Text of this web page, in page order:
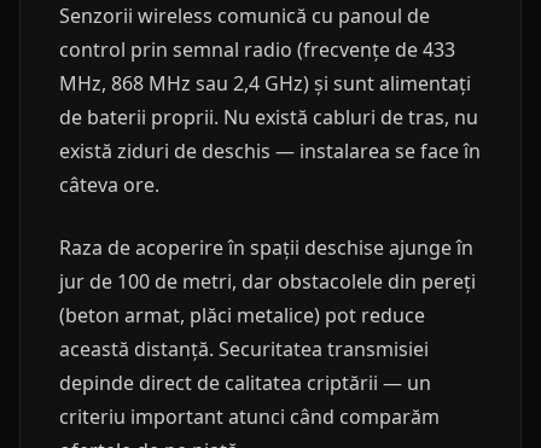
Senzorii wireless comunică cu panoul de
control prin semnal radio (frecvențe de 433
MHz, 868 MHz sau 2,4 GHz) și sunt alimentați
de baterii proprii. Nu există cabluri de tras, nu
există ziduri de deschis — instalarea se face în
câteva ore.
Raza de acoperire în spații deschise ajunge în
jur de 100 de metri, dar obstacolele din pereți
(beton armat, plăci metalice) pot reduce
această distanță. Securitatea transmisiei
depinde direct de calitatea criptării — un
criteriu important atunci când comparăm